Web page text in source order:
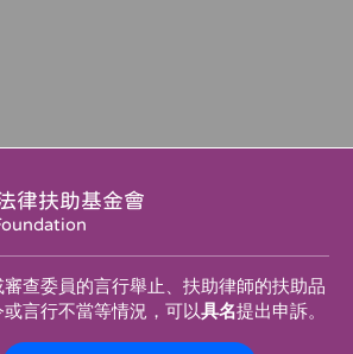
律扶助基金會
查委員的言行舉止、扶助律師的扶助品
言行不當等情況，可以具名提出申訴。